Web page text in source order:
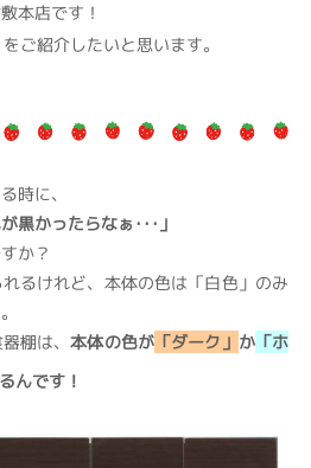
本店です！
をご紹介したいと思います。
時に、
黒かったらなぁ･･･ 」
か？
るけれど、本体の色は「白色」のみ
棚は、本体の色が 「ダーク」 か「ホ
んです！